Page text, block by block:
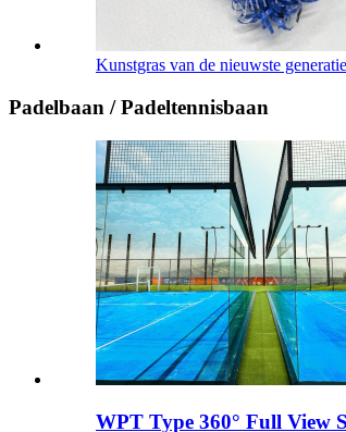
Kunstgras van de nieuwste
Padelbaan / Padeltennisbaan
WPT Type 360° Full View